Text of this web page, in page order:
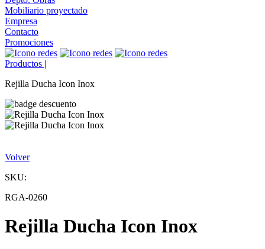
Mobiliario proyectado
Empresa
Contacto
Promociones
Productos |
Rejilla Ducha Icon Inox
Volver
SKU:
RGA-0260
Rejilla Ducha Icon Inox